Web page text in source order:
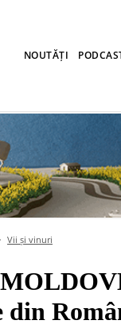
NOUTĂȚI
Vii și vinuri
din